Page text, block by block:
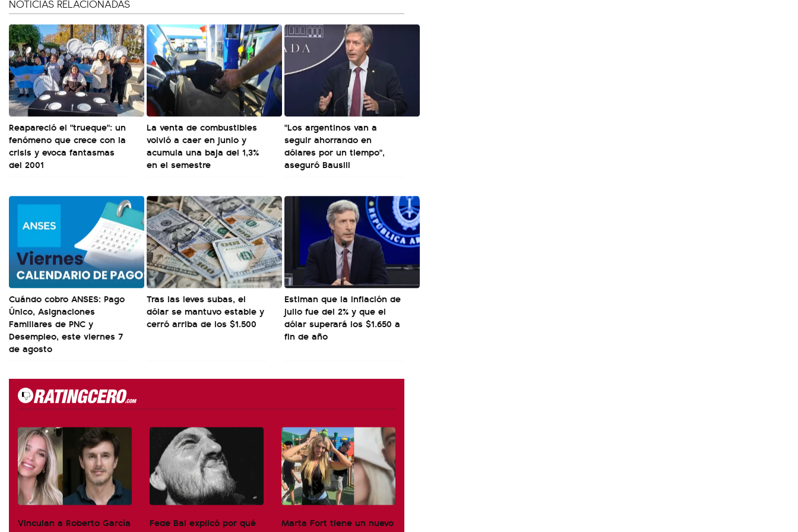
NOTICIAS RELACIONADAS
Reapareció el "trueque": un
fenómeno que crece con la
crisis y evoca fantasmas
del 2001
La venta de combustibles
volvió a caer en junio y
acumula una baja del 1,3%
en el semestre
"Los argentinos van a
seguir ahorrando en
dólares por un tiempo",
aseguró Bausili
Cuándo cobro ANSES: Pago
Único, Asignaciones
Familiares de PNC y
Desempleo, este viernes 7
de agosto
Tras las leves subas, el
dólar se mantuvo estable y
cerró arriba de los $1.500
Estiman que la inflación de
julio fue del 2% y que el
dólar superará los $1.650 a
fin de año
Vinculan a Roberto García
Fede Bal explicó por qué
Marta Fort tiene un nuevo